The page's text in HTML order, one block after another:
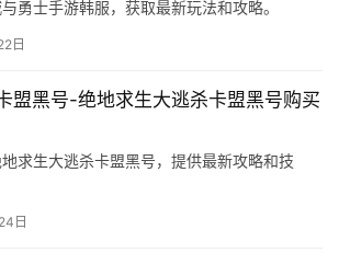
勇士手游韩服，获取最新玩法和攻略。
日
盟黑号-绝地求生大逃杀卡盟黑号购买
求生大逃杀卡盟黑号，提供最新攻略和技
日